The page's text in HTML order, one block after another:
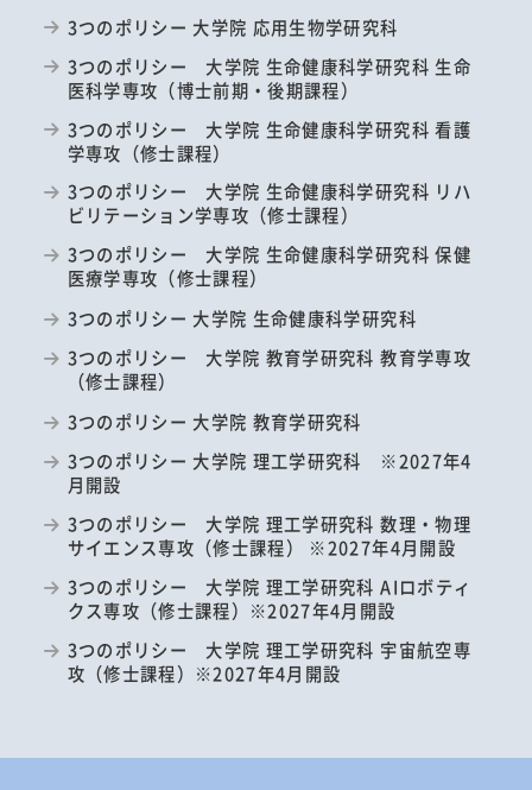
3つのポリシー 大学院 応用生物学研究科
3つのポリシー 大学院 生命健康科学研究科 生命
医科学専攻（博士前期・後期課程）
3つのポリシー 大学院 生命健康科学研究科 看護
学専攻（修士課程）
3つのポリシー 大学院 生命健康科学研究科 リハ
ビリテーション学専攻（修士課程）
3つのポリシー 大学院 生命健康科学研究科 保健
医療学専攻（修士課程）
3つのポリシー 大学院 生命健康科学研究科
3つのポリシー 大学院 教育学研究科 教育学専攻
（修士課程）
3つのポリシー 大学院 教育学研究科
3つのポリシー 大学院 理工学研究科 ※2027年4
月開設
3つのポリシー 大学院 理工学研究科 数理・物理
サイエンス専攻（修士課程） ※2027年4月開設
3つのポリシー 大学院 理工学研究科 AIロボティ
クス専攻（修士課程）※2027年4月開設
3つのポリシー 大学院 理工学研究科 宇宙航空専
攻（修士課程）※2027年4月開設